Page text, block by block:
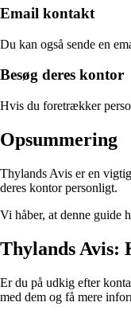
Email kontakt
Du kan også sende en
Besøg deres kontor
Hvis du foretrækker
Opsummering
Thylands Avis er en
deres kontor personligt.
Vi håber, at denne guide
Thylands Avis:
Er du på udkig efter
med dem og få mere